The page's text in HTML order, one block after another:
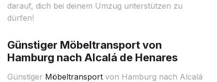
darauf, dich bei deinem Umzug unterstützen zu
dürfen!
Günstiger Möbeltransport von
Hamburg nach Alcalá de Henares
Günstiger Möbeltransport von Hamburg nach Alcalá